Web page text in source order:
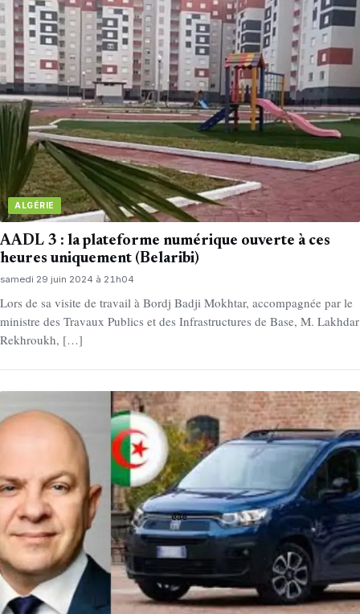
ALGÉRIE
AADL 3 : la plateforme numérique ouverte à ces
heures uniquement (Belaribi)
samedi 29 juin 2024 à 21h04
Lors de sa visite de travail à Bordj Badji Mokhtar, accompagnée par le
ministre des Travaux Publics et des Infrastructures de Base, M. Lakhdar
Rekhroukh, […]